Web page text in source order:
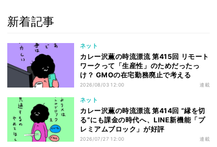
新着記事
ネット
カレー沢薫の時流漂流 第415回 リモート
ワークって「生産性」のためだったっ
け？ GMOの在宅勤務廃止で考える
2026/08/03 12:00 連載
ネット
カレー沢薫の時流漂流 第414回 “縁を切
る”にも課金の時代へ、LINE新機能「プ
レミアムブロック」が好評
2026/07/27 12:00 連載